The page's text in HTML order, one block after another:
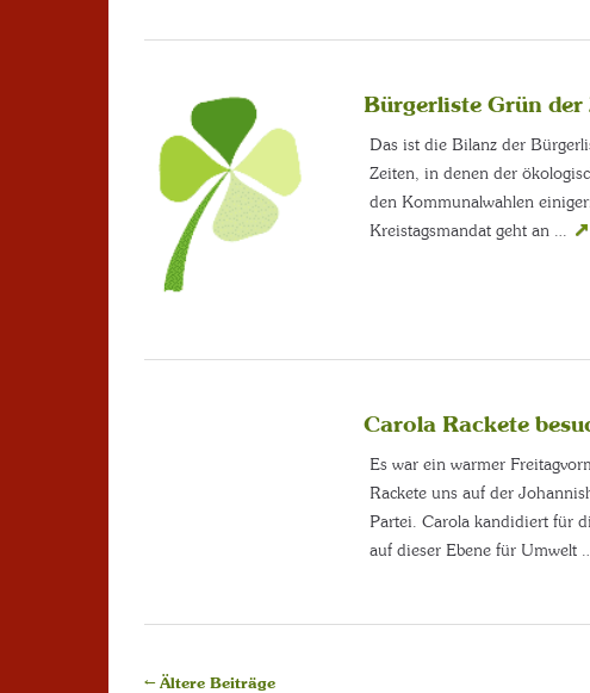
Bürgerliste Grün
Das ist die Bilanz der
Zeiten, in denen der
den Kommunalwahlen
Kreistagsmandat geht an …
Carola Rackete
Es war ein warmer
Rackete uns auf der
Partei. Carola kandidiert für
auf dieser Ebene für Umwelt …
←Ältere Beiträge